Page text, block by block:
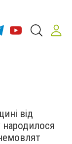
від
народилося